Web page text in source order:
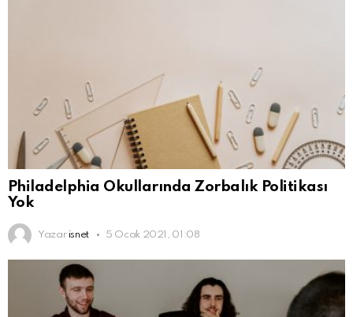
Philadelphia Okullarında Zorbalık Politikası
Yok
Yazar isnet 5 Ocak 2021, 01:08